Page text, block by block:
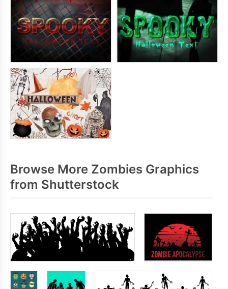
Browse More Zombies Graphics
from Shutterstock